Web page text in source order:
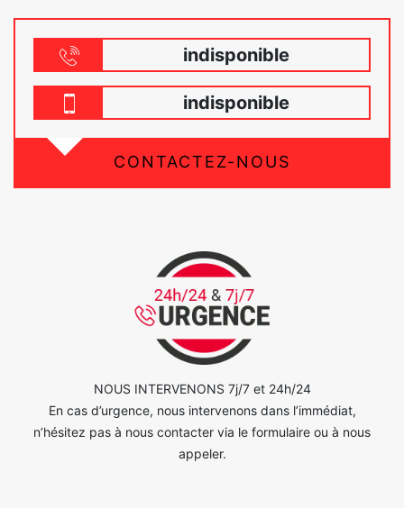
indisponible
indisponible
CONTACTEZ-NOUS
NOUS INTERVENONS 7j/7 et 24h/24
En cas d’urgence, nous intervenons dans l’immédiat,
n’hésitez pas à nous contacter via le formulaire ou à nous
appeler.